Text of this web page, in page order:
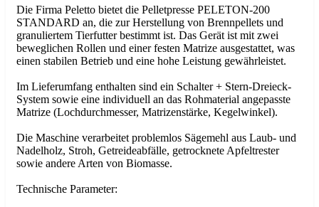
Die Firma Peletto bietet die Pelletpresse PELETON-200
STANDARD an, die zur Herstellung von Brennpellets und
granuliertem Tierfutter bestimmt ist. Das Gerät ist mit zwei
beweglichen Rollen und einer festen Matrize ausgestattet, was
einen stabilen Betrieb und eine hohe Leistung gewährleistet.
Im Lieferumfang enthalten sind ein Schalter + Stern-Dreieck-
System sowie eine individuell an das Rohmaterial angepasste
Matrize (Lochdurchmesser, Matrizenstärke, Kegelwinkel).
Die Maschine verarbeitet problemlos Sägemehl aus Laub- und
Nadelholz, Stroh, Getreideabfälle, getrocknete Apfeltrester
sowie andere Arten von Biomasse.
Technische Parameter: